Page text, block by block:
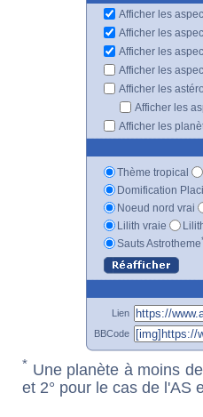
Afficher les
Afficher les
Afficher les
Afficher les
Afficher les
Afficher les
Afficher les
Thème tropical
Domification
Noeud nord vrai
Lilith vraie
Sauts Astrotheme
Lien
BBCode
* Une planète à moins
et 2° pour le cas de l'AS